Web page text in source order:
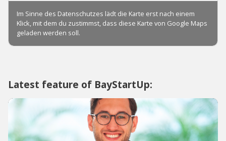
Latest feature of BayStartUp: